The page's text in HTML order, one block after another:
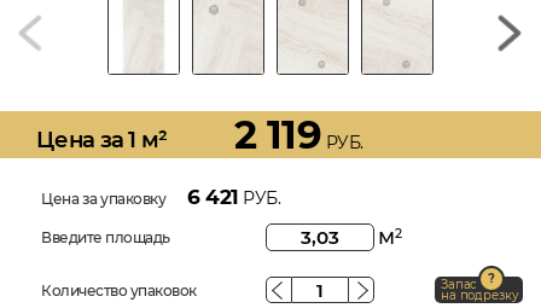
Цена за 1 м² 2 119 РУБ.
Цена за упаковку 6 421 РУБ.
Введите площадь м2
Количество упаковок Запас
на подрезку